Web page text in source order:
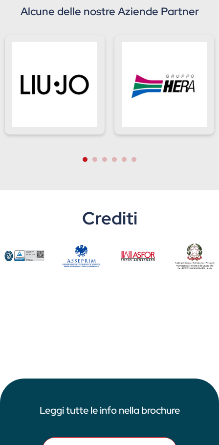
Alcune delle nostre Aziende Partner
Crediti
Leggi tutte le info nella brochure